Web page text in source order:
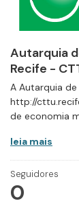
Autarquia
Recife -
A Autarquia
http://
de economia
leia mais
Seguidores
0